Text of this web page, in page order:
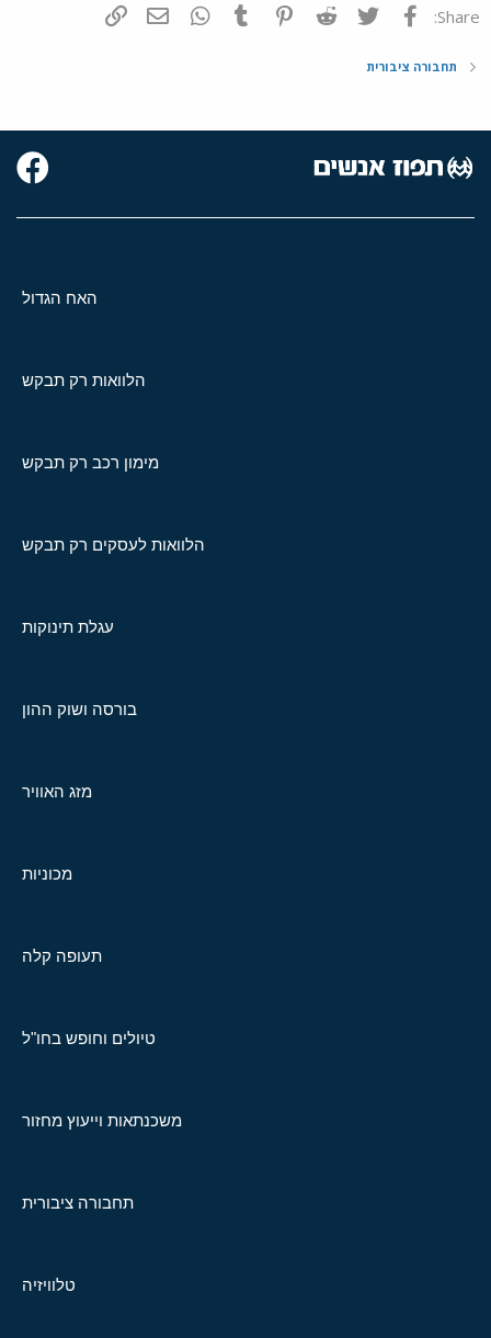
Share: פייסבוק Twitter
Reddit
Pinterest
Tumblr
WhatsAppדואר אלקטרוני
תחבורה ציבורית
האח הגדול
הלוואות רק תבקש
מימון רכב רק תבקש
הלוואות לעסקים רק תבקש
עגלת תינוקות
בורסה ושוק ההון
מזג האוויר
מכוניות
תעופה קלה
טיולים וחופש בחו"ל
משכנתאות וייעוץ מחזור
תחבורה ציבורית
טלוויזיה